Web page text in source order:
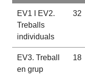
EV1 I EV2.
Treballs
individuals
32
EV3. Treball
en grup
18